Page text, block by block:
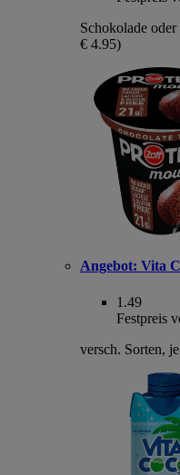
Schokolade
€ 4.95)
Angebot: Vita
1.49
Festpreis
versch. Sorten,